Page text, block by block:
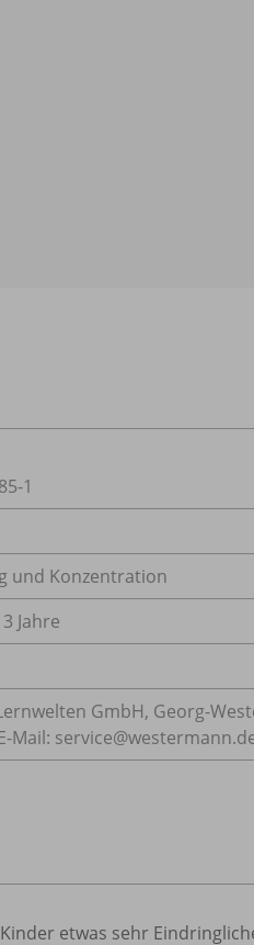
1
und Konzentration
Jahre
GmbH, Georg-
Mail:
etwas sehr